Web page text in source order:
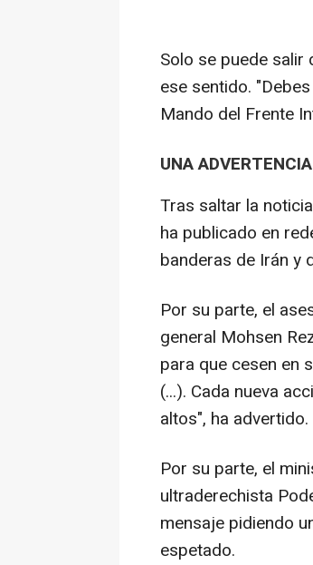
Solo se puede
ese sentido.
Mando del Frente
UNA ADVERTENCIA
Tras saltar la
ha publicado en
banderas de Irán y
Por su parte, el
general Mohsen
para que cesen en
(...). Cada nueva
altos", ha advertido.
Por su parte, el
ultraderechista
mensaje pidiendo
espetado.